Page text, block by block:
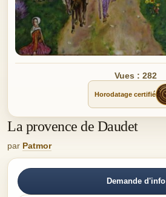
Vues : 282
Horodatage certifié
La provence de Daudet
par Patmor
Demande d'info